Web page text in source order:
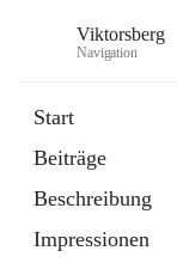
Viktorsberg
Navigation
Start
Beiträge
Beschreibung
Impressionen
1 Schnellzugriff
Bürgerservice